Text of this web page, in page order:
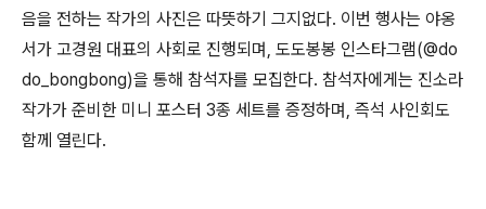
음을 전하는 작가의 사진은 따뜻하기 그지없다. 이번 행사는 야옹
서가 고경원 대표의 사회로 진행되며, 도도봉봉 인스타그램(@do
do_bongbong)을 통해 참석자를 모집한다. 참석자에게는 진소라
작가가 준비한 미니 포스터 3종 세트를 증정하며, 즉석 사인회도
함께 열린다.